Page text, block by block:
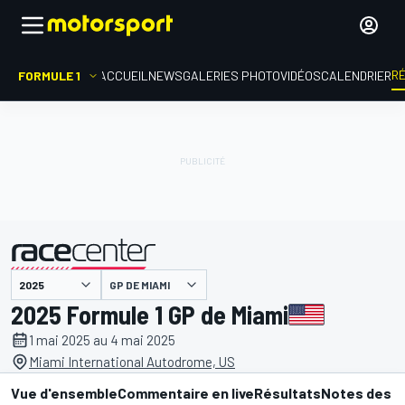
FORMULE 1 ACCUEIL NEWSGALERIES PHOTOVIDÉOSCALENDRIER
présenté par GP DE MIAMI
2025 Formule 1 GP de Miami
1 mai 2025 au 4 mai 2025
Miami International Autodrome, US
Vue d'ensembleCommentaire en liveRésultatsNotes des